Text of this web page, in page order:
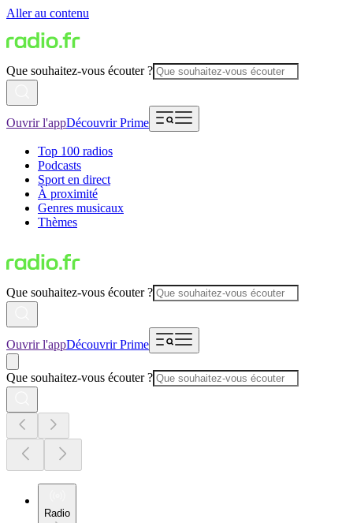
Aller au contenu
Que souhaitez-vous écouter ?
Ouvrir l'appDécouvrir Prime
Top 100 radios
Podcasts
Sport en direct
À proximité
Genres musicaux
Thèmes
Que souhaitez-vous écouter ?
Ouvrir l'appDécouvrir Prime
Que souhaitez-vous écouter ?
Radio